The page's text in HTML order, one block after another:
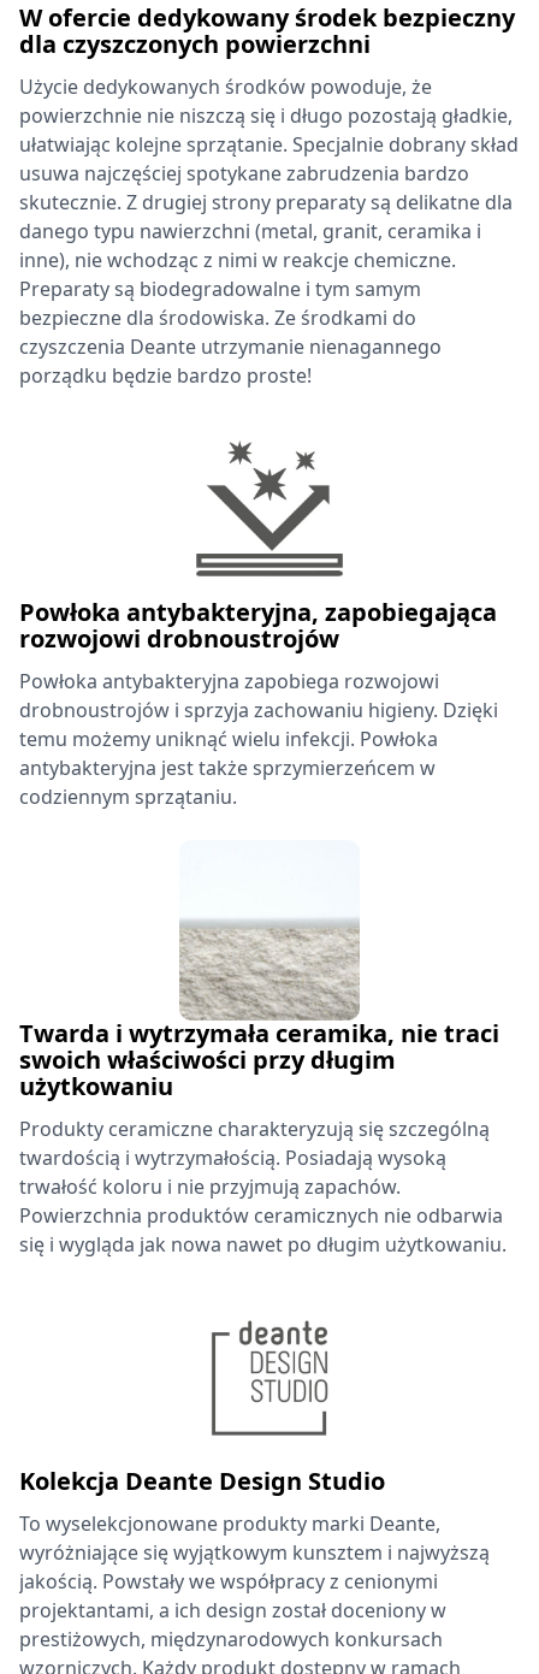
W ofercie dedykowany środek bezpieczny
dla czyszczonych powierzchni
Użycie dedykowanych środków powoduje, że
powierzchnie nie niszczą się i długo pozostają gładkie,
ułatwiając kolejne sprzątanie. Specjalnie dobrany skład
usuwa najczęściej spotykane zabrudzenia bardzo
skutecznie. Z drugiej strony preparaty są delikatne dla
danego typu nawierzchni (metal, granit, ceramika i
inne), nie wchodząc z nimi w reakcje chemiczne.
Preparaty są biodegradowalne i tym samym
bezpieczne dla środowiska. Ze środkami do
czyszczenia Deante utrzymanie nienagannego
porządku będzie bardzo proste!
Powłoka antybakteryjna, zapobiegająca
rozwojowi drobnoustrojów
Powłoka antybakteryjna zapobiega rozwojowi
drobnoustrojów i sprzyja zachowaniu higieny. Dzięki
temu możemy uniknąć wielu infekcji. Powłoka
antybakteryjna jest także sprzymierzeńcem w
codziennym sprzątaniu.
Twarda i wytrzymała ceramika, nie traci
swoich właściwości przy długim
użytkowaniu
Produkty ceramiczne charakteryzują się szczególną
twardością i wytrzymałością. Posiadają wysoką
trwałość koloru i nie przyjmują zapachów.
Powierzchnia produktów ceramicznych nie odbarwia
się i wygląda jak nowa nawet po długim użytkowaniu.
Kolekcja Deante Design Studio
To wyselekcjonowane produkty marki Deante,
wyróżniające się wyjątkowym kunsztem i najwyższą
jakością. Powstały we współpracy z cenionymi
projektantami, a ich design został doceniony w
prestiżowych, międzynarodowych konkursach
wzorniczych. Każdy produkt dostępny w ramach